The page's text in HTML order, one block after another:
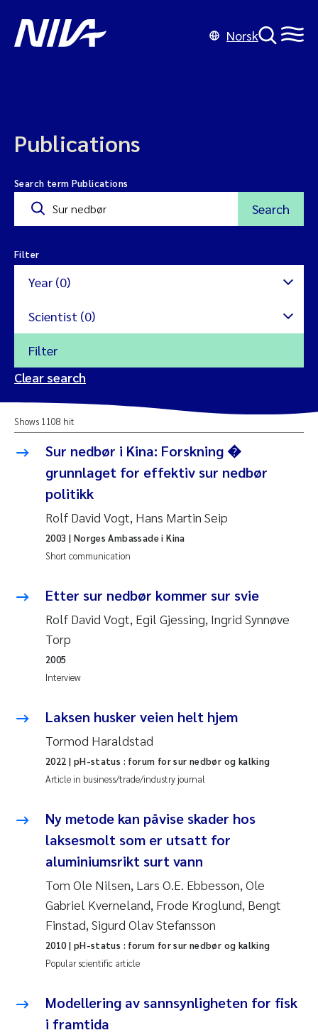
Norsk
Publications
Search term Publications
Search
Filter
Year (0)
2024
2023
2021
2019
2018
2016
2015
2013
2012
2011
2010
Reset
Scientist (0)
Amy Lusher
Åse Åtland
Jannicke Moe
Johnny Håll
Susanne Claudia Schneider
Sara Calabrese
Ole-Kristian Hess-Erga
Paulo Mira Fernandes
Bibiana Gomez Crespo
Kari Austnes
Laura Friedrich
Elizaveta Protsenko
Reset
Filter
Clear search
Shows 1108 hit
Sur nedbør i Kina: Forskning �
grunnlaget for effektiv sur nedbør
politikk
Rolf David Vogt, Hans Martin Seip
Short communication
2003 | Norges Ambassade i Kina
Etter sur nedbør kommer sur svie
Rolf David Vogt, Egil Gjessing, Ingrid Synnøve
Torp
Interview
2005
Laksen husker veien helt hjem
Tormod Haraldstad
Article in business/trade/industry journal
2022 | pH-status : forum for sur nedbør og kalking
Ny metode kan påvise skader hos
laksesmolt som er utsatt for
aluminiumsrikt surt vann
Tom Ole Nilsen, Lars O.E. Ebbesson, Ole
Gabriel Kverneland, Frode Kroglund, Bengt
Finstad, Sigurd Olav Stefansson
Popular scientific article
2010| pH-status : forum for sur nedbør og kalking
Modellering av sannsynligheten for fisk
i framtida